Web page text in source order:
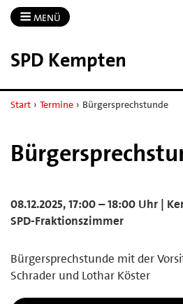
MENÜ
SPD Kempten
Start › Termine › Bürgersprechstunde
08.12.2025, 17:00 – 18:00 Uhr |
SPD-Fraktionszimmer
Bürgersprechstunde mit der
Schrader und Lothar Köster